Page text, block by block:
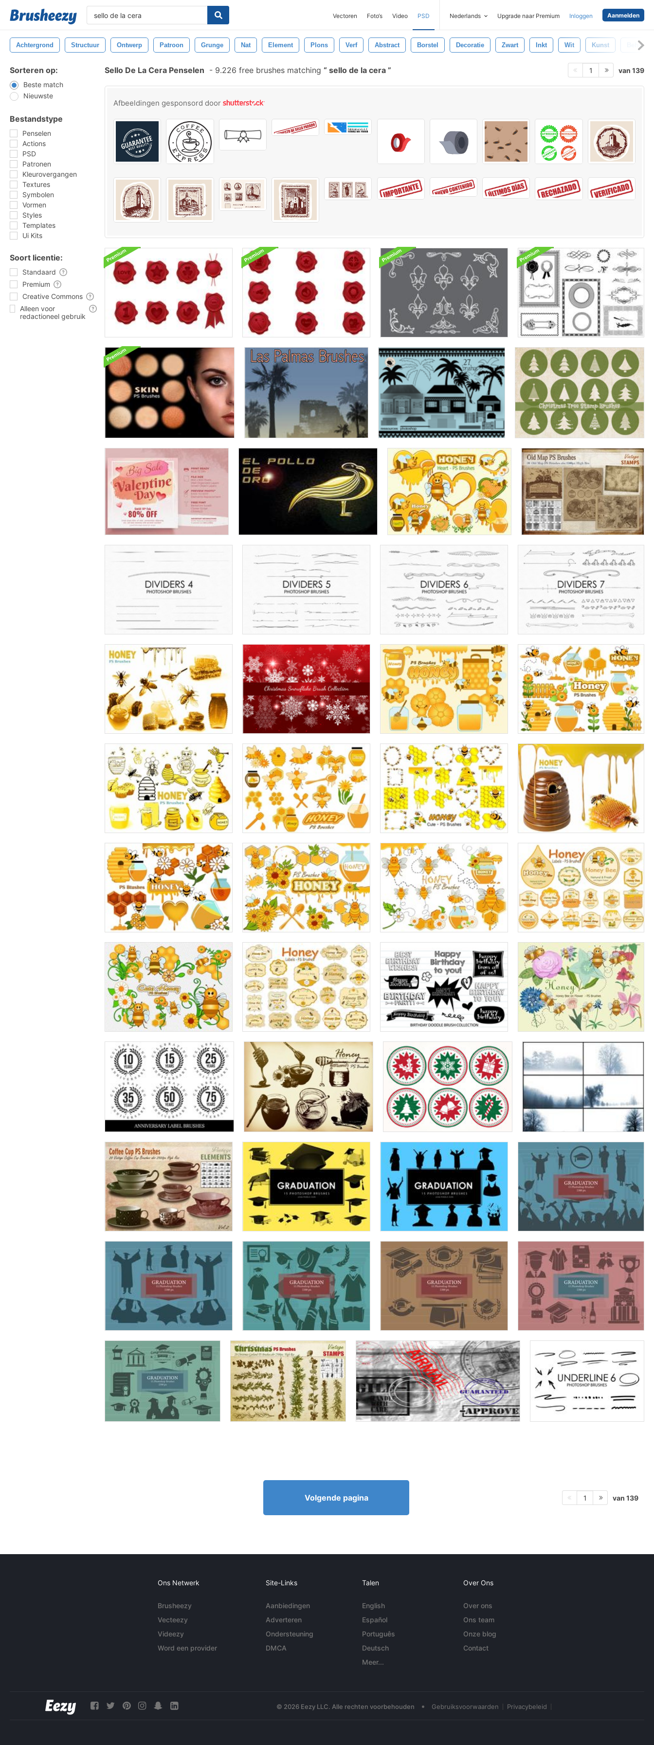
Vectoren Foto‘s Video PSD Nederlands Upgrade naar Premium Inloggen Aanmelden
Achtergrond Structuur Ontwerp Patroon Grunge Nat Element Plons Verf Abstract Borstel Decoratie Zwart Inkt Wit Kunst Behang
Sorteren op:
Beste match
Nieuwste
Bestandstype
Penselen
Actions
PSD
Patronen
Kleurovergangen
Textures
Symbolen
Vormen
Styles
Templates
Ui Kits
Soort licentie:
Standaard
Premium
Creative Commons
Alleen voor
redactioneel gebruik
Sello De La Cera Penselen - 9.226 free brushes matching sello de la cera 1 van 139
Afbeeldingen gesponsord door
Volgende pagina 1 van 139
Ons Netwerk
Brusheezy
Vecteezy
Videezy
Word een provider
Site-Links
Aanbiedingen
Adverteren
Ondersteuning
DMCA
Talen
English
Español
Português
Deutsch
Meer...
Over Ons
Over ons
Ons team
Onze blog
Contact
© 2026 Eezy LLC. Alle rechten voorbehouden • Gebruiksvoorwaarden Privacybeleid